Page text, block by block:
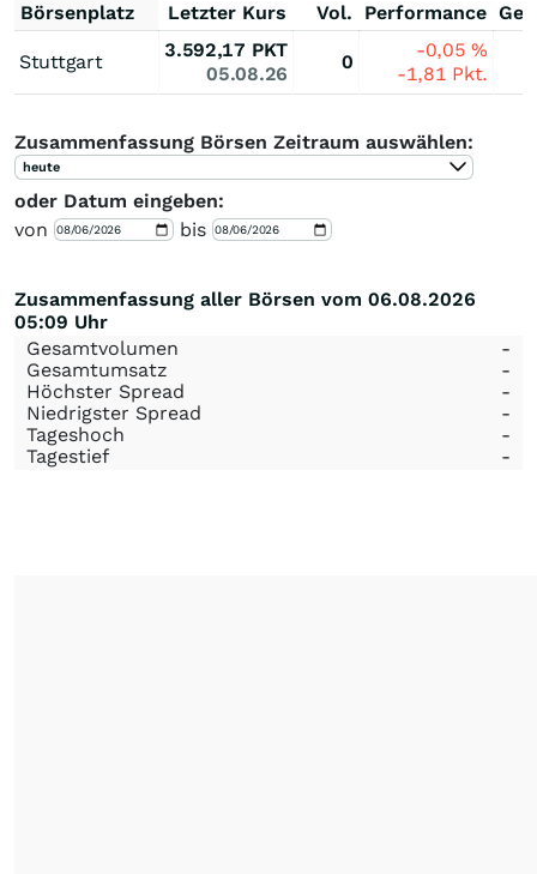
Börsenplatz Letzter Kurs Vol. Performance
Stuttgart
3.592,17 PKT
05.08.26
0
-0,05%
-1,81 Pkt.
Zusammenfassung Börsen Zeitraum auswählen:
heute
oder Datum eingeben:
von
bis
Zusammenfassung aller Börsen vom 06.08.2026
05:09 Uhr
Gesamtvolumen
-
Gesamtumsatz
-
Höchster Spread
-
Niedrigster Spread
-
Tageshoch
-
Tagestief
-